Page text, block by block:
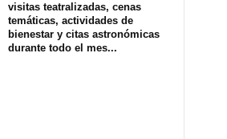
visitas teatralizadas, cenas
temáticas, actividades de
bienestar y citas astronómicas
durante todo el mes...